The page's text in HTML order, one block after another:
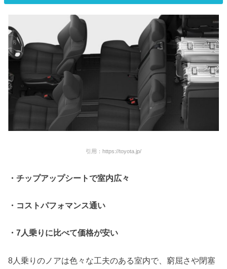
引用：https://toyota.jp/
・チップアップシートで室内広々
・コストパフォマンス通い
・7人乗りに比べて価格が安い
8人乗りのノアは色々な工夫のある室内で、窮屈さや閉塞